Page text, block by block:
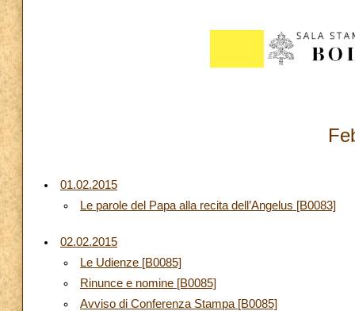
01.02.2015
Le parole del Papa alla recita dell’Angelus [B0083]
02.02.2015
Le Udienze [B0085]
Rinunce e nomine [B0085]
Avviso di Conferenza Stampa [B0085]